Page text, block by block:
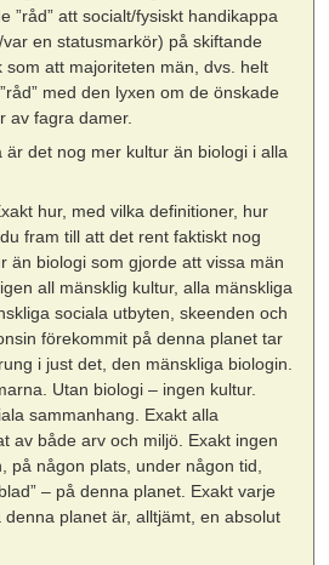
”råd” att socialt/fysiskt handikappa
en statusmarkör) på skiftande
som att majoriteten män, dvs. helt
med den lyxen om de önskade
av fagra damer.
är det nog mer kultur än biologi i alla
hur, med vilka definitioner, hur
fram till att det rent faktiskt nog
än biologi som gjorde att vissa män
all mänsklig kultur, alla mänskliga
sociala utbyten, skeenden och
förekommit på denna planet tar
i just det, den mänskliga biologin.
Utan biologi – ingen kultur.
sammanhang. Exakt alla
av både arv och miljö. Exakt ingen
på någon plats, under någon tid,
– på denna planet. Exakt varje
planet är, alltjämt, en absolut